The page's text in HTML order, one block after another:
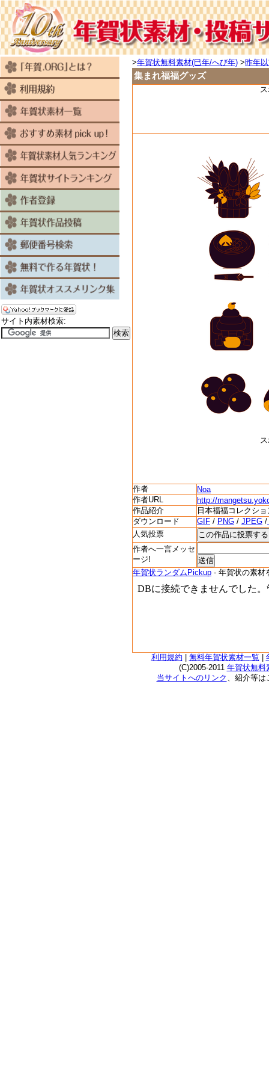
>年賀状無料素材(巳年/へび年) >昨年
集まれ福福グッズ
作者
Noa
作者URL
http://
作品紹介
日本福福コレクシ
ダウンロード
GIF / PNG / JPEG /
人気投票
作者へ一言メッセ
ージ!
年賀状ランダムPickup - 年賀状の素材
サイト内素材検索:
利用規約 無料年賀状素材一覧
(C)2005-2011 年賀状無料
当サイトへのリンク 、紹介等は